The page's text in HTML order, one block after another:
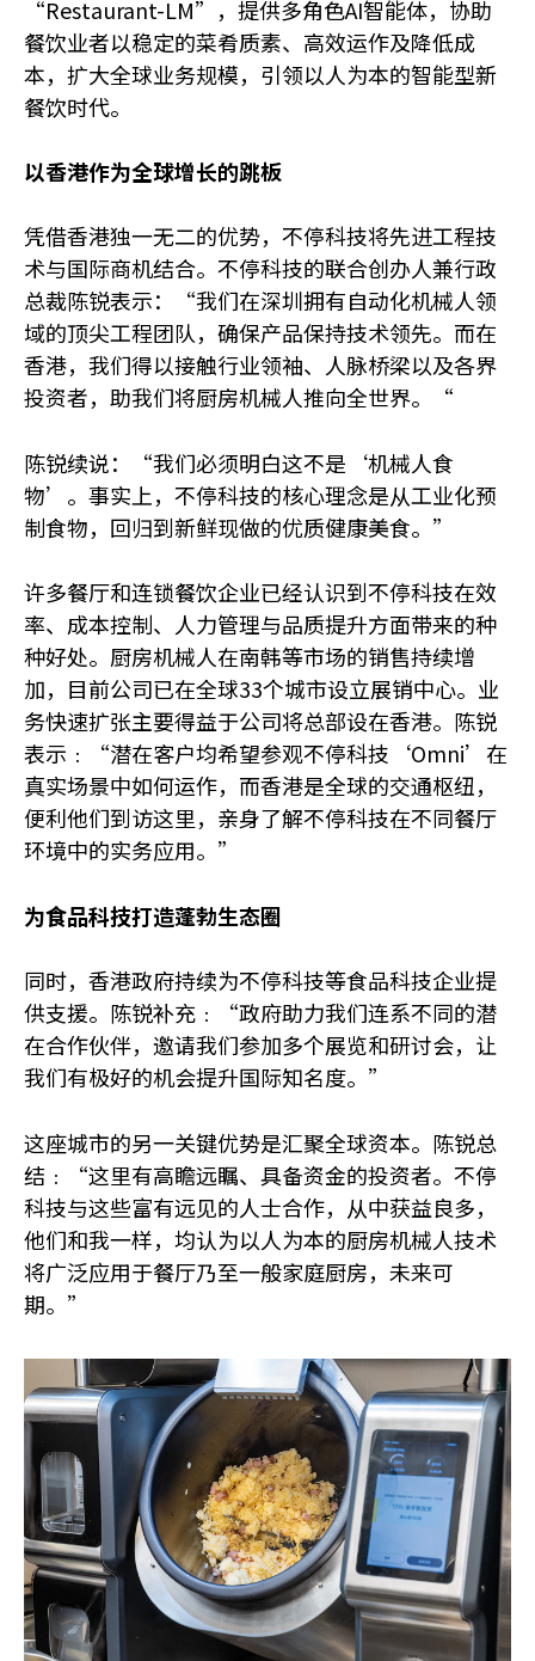
“Restaurant-LM”，提供多角色AI智能体，协助
餐饮业者以稳定的菜肴质素、高效运作及降低成
本，扩大全球业务规模，引领以人为本的智能型新
餐饮时代。
以香港作为全球增长的跳板
凭借香港独一无二的优势，不停科技将先进工程技
术与国际商机结合。不停科技的联合创办人兼行政
总裁陈锐表示：“我们在深圳拥有自动化机械人领
域的顶尖工程团队，确保产品保持技术领先。而在
香港，我们得以接触行业领袖、人脉桥梁以及各界
投资者，助我们将厨房机械人推向全世界。“
陈锐续说：“我们必须明白这不是‘机械人食
物’。事实上，不停科技的核心理念是从工业化预
制食物，回归到新鲜现做的优质健康美食。”
许多餐厅和连锁餐饮企业已经认识到不停科技在效
率、成本控制、人力管理与品质提升方面带来的种
种好处。厨房机械人在南韩等市场的销售持续增
加，目前公司已在全球33个城市设立展销中心。业
务快速扩张主要得益于公司将总部设在香港。陈锐
表示﹕“潜在客户均希望参观不停科技‘Omni’在
真实场景中如何运作，而香港是全球的交通枢纽，
便利他们到访这里，亲身了解不停科技在不同餐厅
环境中的实务应用。”
为食品科技打造蓬勃生态圈
同时，香港政府持续为不停科技等食品科技企业提
供支援。陈锐补充﹕“政府助力我们连系不同的潜
在合作伙伴，邀请我们参加多个展览和研讨会，让
我们有极好的机会提升国际知名度。”
这座城市的另一关键优势是汇聚全球资本。陈锐总
结﹕“这里有高瞻远瞩、具备资金的投资者。不停
科技与这些富有远见的人士合作，从中获益良多，
他们和我一样，均认为以人为本的厨房机械人技术
将广泛应用于餐厅乃至一般家庭厨房，未来可
期。”